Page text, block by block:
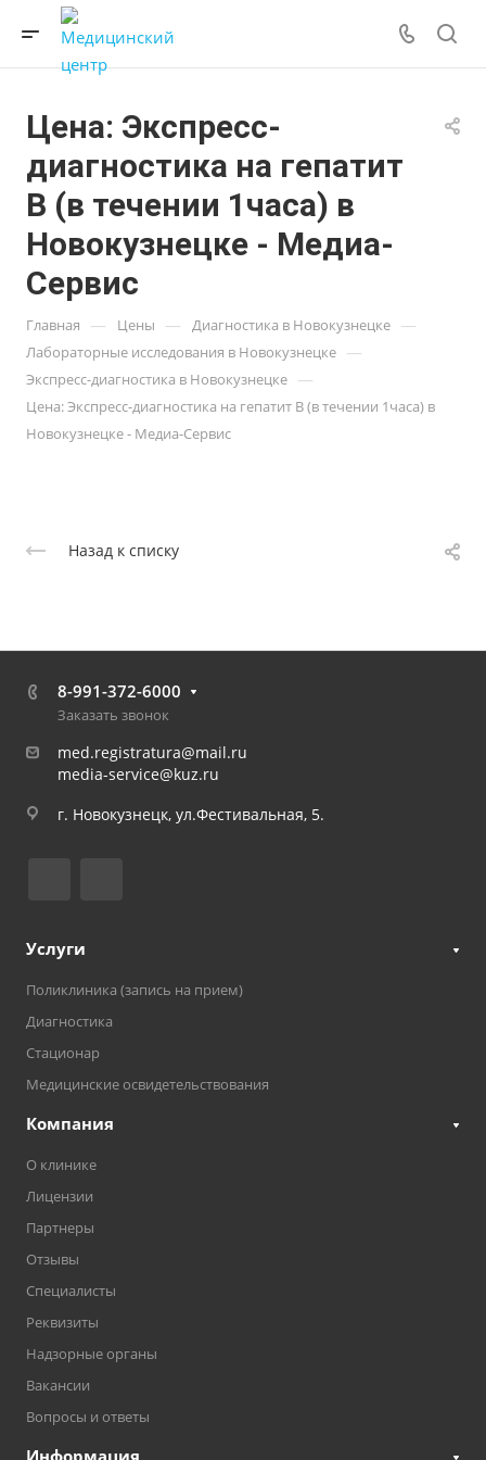
Цена: Экспресс-
диагностика на гепатит
В (в течении 1часа) в
Новокузнецке - Медиа-
Сервис
Главная — Цены — Диагностика в Новокузнецке —
Лабораторные исследования в Новокузнецке —
Экспресс-диагностика в Новокузнецке —
Цена: Экспресс-диагностика на гепатит В (в течении 1часа) в
Новокузнецке - Медиа-Сервис
Назад к списку
8-991-372-6000
Заказать звонок
med.registratura@mail.ru
media-service@kuz.ru
г. Новокузнецк, ул.Фестивальная, 5.
Услуги
Поликлиника (запись на прием)
Диагностика
Стационар
Медицинские освидетельствования
Компания
О клинике
Лицензии
Партнеры
Отзывы
Специалисты
Реквизиты
Надзорные органы
Вакансии
Вопросы и ответы